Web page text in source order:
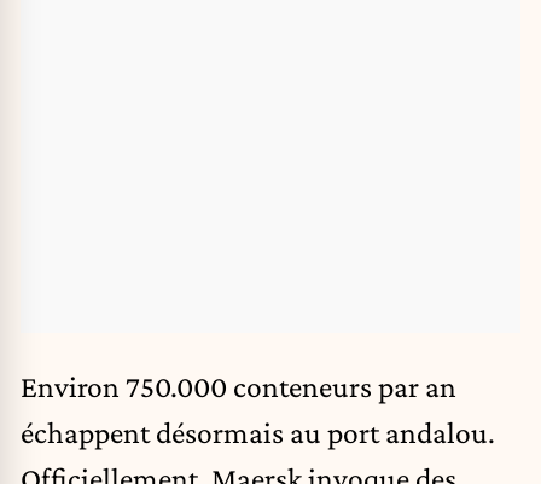
Environ 750.000 conteneurs par an
échappent désormais au port andalou.